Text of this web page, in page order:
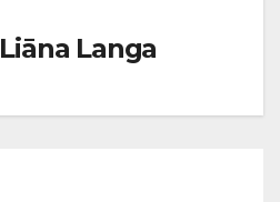
Liāna Langa